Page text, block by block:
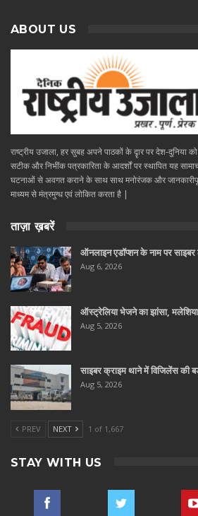
ABOUT US
राष्ट्रीय उजाला, हर सुबह अपने पाठकों के दॄार पर देश-दुनिया
सटीक और निभींक पत्रकारिता के आदर्शों पर स्थापित यह
घटनाओं से अवगत कराने के साथ साथ मनोरंजक और
माध्यम से मंत्रमुग्ध एवं लोकित करता है |
ताज़ा ख़बरें
ऑनलाइन एडॉप्शन के नाम पर साइबर
Aug 6, 2026
ऑस्ट्रेलिया भेजने का झांसा,
Aug 5, 2026
साइबर क्राइम थाने में विजिलेंस की
Aug 5, 2026
PREV NEXT 1 of 1,667
STAY WITH US